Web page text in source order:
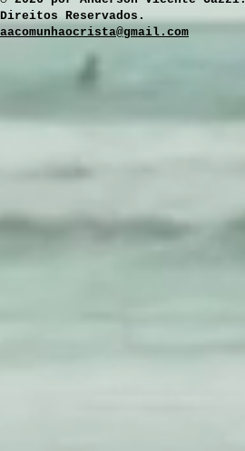
Direitos Reservados.
aacomunhaocrista@gmail.com